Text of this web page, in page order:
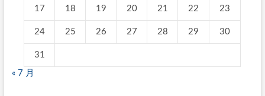
17 18 19 20 21 22 23
24 25 26 27 28 29 30
31
« 7 月